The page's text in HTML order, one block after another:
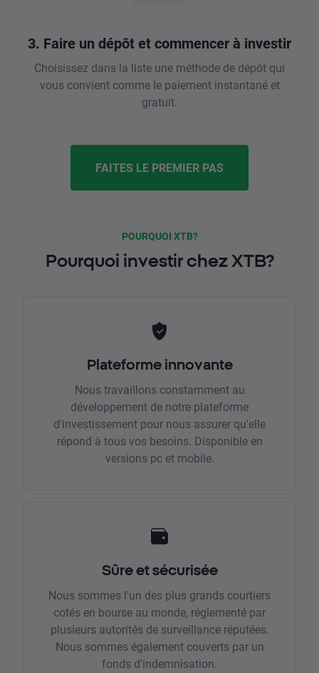
3. Faire un dépôt et commencer à investir
Choisissez dans la liste une méthode de dépôt qui
vous convient comme le paiement instantané et
gratuit.
FAITES LE PREMIER PAS
POURQUOI XTB?
Pourquoi investir chez XTB?
Plateforme innovante
Nous travaillons constamment au
développement de notre plateforme
d'investissement pour nous assurer qu'elle
répond à tous vos besoins. Disponible en
versions pc et mobile.
Sûre et sécurisée
Nous sommes l'un des plus grands courtiers
cotés en bourse au monde, réglementé par
plusieurs autorités de surveillance réputées.
Nous sommes également couverts par un
fonds d'indemnisation.